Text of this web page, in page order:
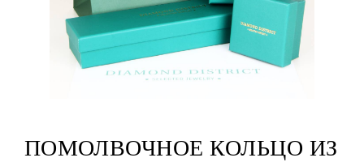
ПОМОЛВОЧНОЕ КОЛЬЦО ИЗ